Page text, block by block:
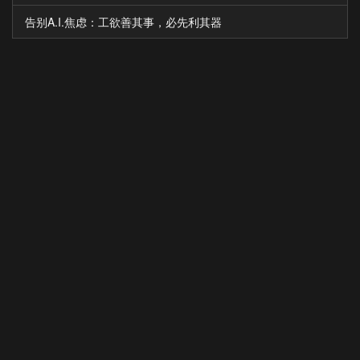
告别A.I.焦虑：工欲善其事，必先利其器